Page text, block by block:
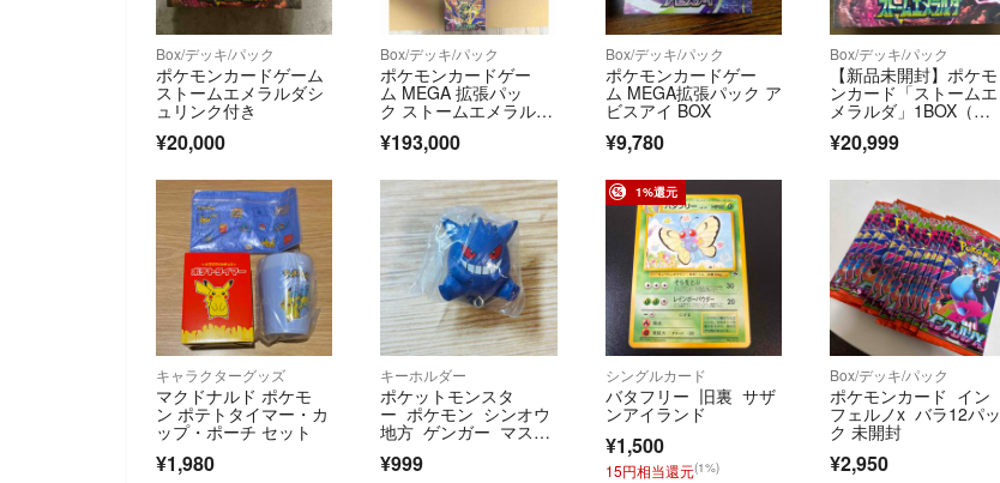
Box/デッキ/パック
ポケモンカードゲーム
ストームエメラルダシ
ュリンク付き
¥20,000
Box/デッキ/パック
ポケモンカードゲー
ム MEGA 拡張パッ
ク ストームエメラル
ダ 10BOXセット
¥193,000
Box/デッキ/パック
ポケモンカードゲー
ム MEGA拡張パック ア
ビスアイ BOX
¥9,780
Box/デッキ/パック
【新品未開封】ポケモ
ンカード「ストームエ
メラルダ」1BOX（シ
ュリンク付き）
¥20,999
キャラクターグッズ
マクドナルド ポケモ
ン ポテトタイマー・カ
ップ・ポーチ セット
¥1,980
キーホルダー
ポケットモンスタ
ー ポケモン シンオウ
地方 ゲンガー マスコ
¥999
1%還元
シングルカード
バタフリー 旧裏 サザ
ンアイランド
¥1,500
15円相当還元(1%)
Box/デッキ/パック
ポケモンカード イン
フェルノx バラ12パッ
ク 未開封
¥2,950